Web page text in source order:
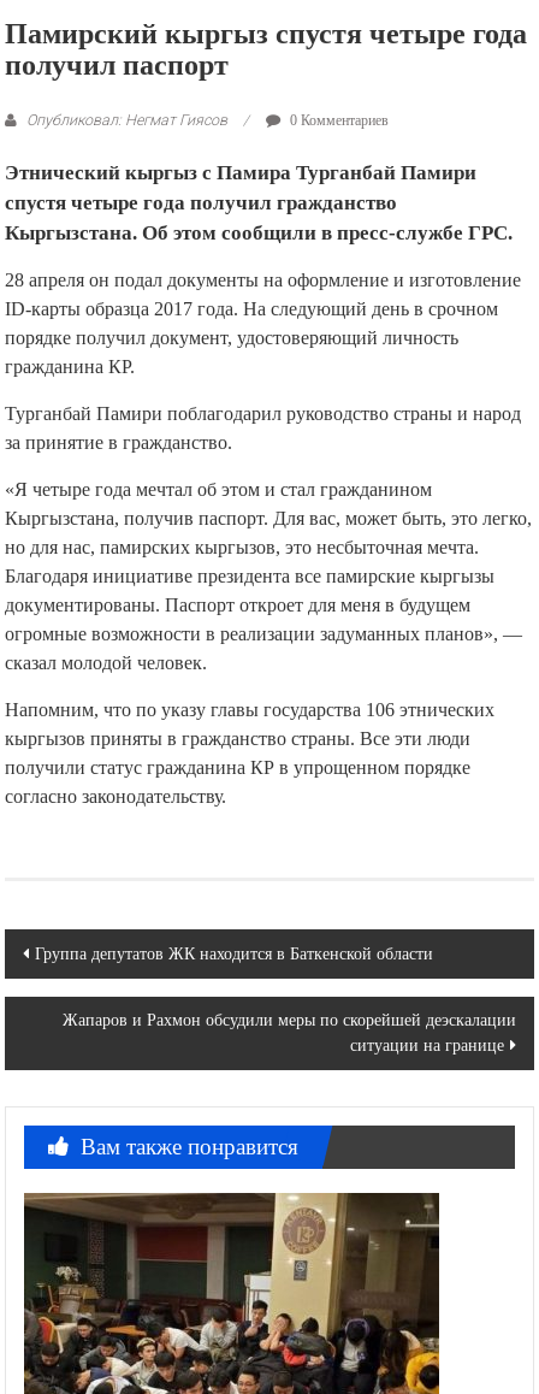
Памирский кыргыз спустя четыре года
получил паспорт
Опубликовал: Негмат Гиясов 0 Комментариев
Этнический кыргыз с Памира Турганбай Памири
спустя четыре года получил гражданство
Кыргызстана. Об этом сообщили в пресс-службе ГРС.
28 апреля он подал документы на оформление и изготовление
ID-карты образца 2017 года. На следующий день в срочном
порядке получил документ, удостоверяющий личность
гражданина КР.
Турганбай Памири поблагодарил руководство страны и народ
за принятие в гражданство.
«Я четыре года мечтал об этом и стал гражданином
Кыргызстана, получив паспорт. Для вас, может быть, это легко,
но для нас, памирских кыргызов, это несбыточная мечта.
Благодаря инициативе президента все памирские кыргызы
документированы. Паспорт откроет для меня в будущем
огромные возможности в реализации задуманных планов», —
сказал молодой человек.
Напомним, что по указу главы государства 106 этнических
кыргызов приняты в гражданство страны. Все эти люди
получили статус гражданина КР в упрощенном порядке
согласно законодательству.
Навигация
по
записям
Группа депутатов ЖК находится в Баткенской области
Жапаров и Рахмон обсудили меры по скорейшей деэскалации
ситуации на границе
Вам также понравится